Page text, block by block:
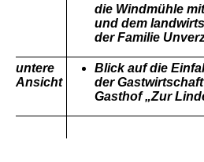
die Windmühle
und dem
der Familie
untere
Ansicht
Blick auf die
der
Gasthof „Zur